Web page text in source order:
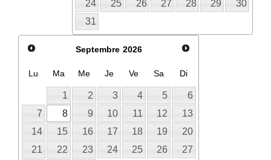
24
25 26 27 28 29
30
31
Septembre 2026
Lu Ma Me Je Ve Sa Di
1 2 3 4 5
6
7
8 9 10 11 12
13
14
15 16 17 18 19
20
21
22 23 24 25 26
27